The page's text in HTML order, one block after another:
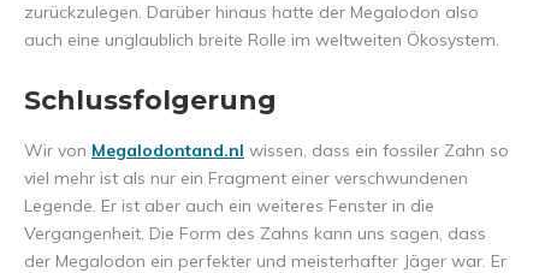
zurückzulegen. Darüber hinaus hatte der Megalodon also
auch eine unglaublich breite Rolle im weltweiten Ökosystem.
Schlussfolgerung
Wir von Megalodontand.nl wissen, dass ein fossiler Zahn so
viel mehr ist als nur ein Fragment einer verschwundenen
Legende. Er ist aber auch ein weiteres Fenster in die
Vergangenheit. Die Form des Zahns kann uns sagen, dass
der Megalodon ein perfekter und meisterhafter Jäger war. Er